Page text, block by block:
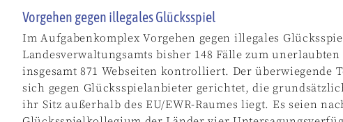
Vorgehen gegen illegales Glücksspiel
Im Aufgabenkomplex Vorgehen gegen illegales
Landesverwaltungsamts bisher 148 Fälle zum
insgesamt 871 Webseiten kontrolliert. Der überwiegende
sich gegen Glücksspielanbieter gerichtet, die
ihr Sitz außerhalb des EU/EWR-Raumes liegt. Es seien